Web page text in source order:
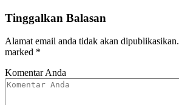
Tinggalkan Balasan
Alamat email anda tidak akan dipublikasikan.
marked *
Komentar Anda